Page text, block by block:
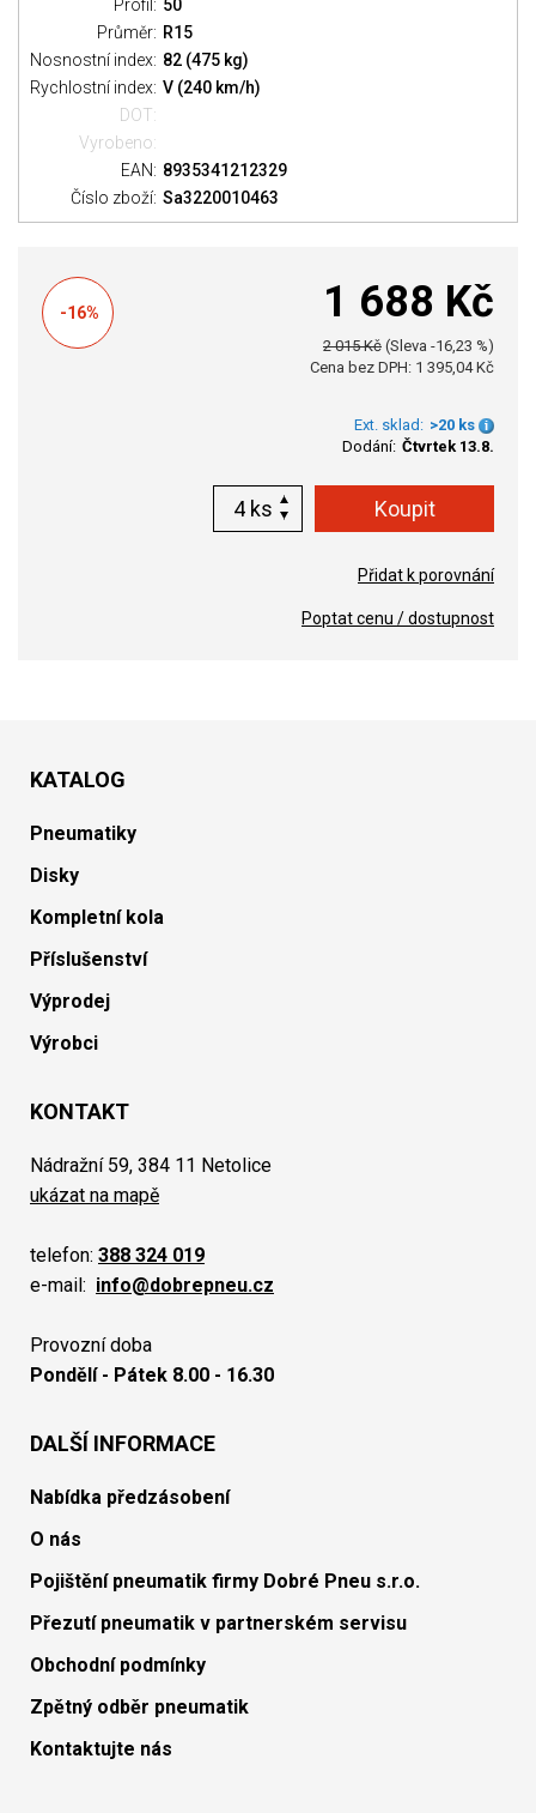
Profil: 50
Průměr: R15
Nosnostní index: 82 (475 kg)
Rychlostní index: V (240 km/h)
DOT:
Vyrobeno:
EAN: 8935341212329
Číslo zboží: Sa3220010463
-16% 1 688 Kč
2 015 Kč (Sleva -16,23 %)
Cena bez DPH: 1 395,04 Kč
Ext. sklad: >20 ks
Dodání: Čtvrtek 13.8.
ks
Přidat k porovnání
Poptat cenu / dostupnost
KATALOG
Pneumatiky
Disky
Kompletní kola
Příslušenství
Výprodej
Výrobci
KONTAKT
Nádražní 59, 384 11 Netolice
ukázat na mapě
telefon: 388 324 019
e-mail: info@dobrepneu.cz
Provozní doba
Pondělí - Pátek 8.00 - 16.30
DALŠÍ INFORMACE
Nabídka předzásobení
O nás
Pojištění pneumatik firmy Dobré Pneu s.r.o.
Přezutí pneumatik v partnerském servisu
Obchodní podmínky
Zpětný odběr pneumatik
Kontaktujte nás